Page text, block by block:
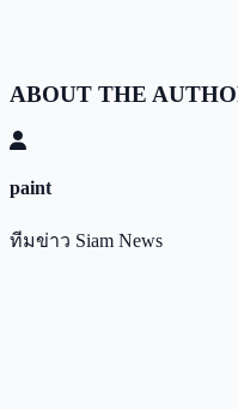
ABOUT THE
paint
ทีมข่าว Siam News